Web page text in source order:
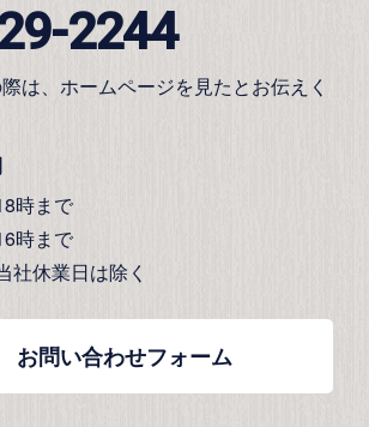
2244
は、ホームページを見たとお伝えく
時まで
時まで
社休業日は除く
お問い合わせフォーム